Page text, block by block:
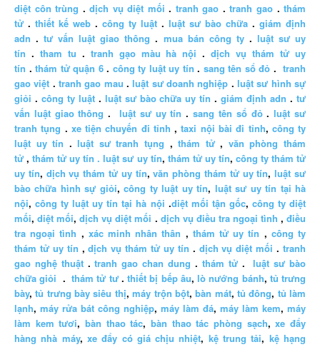
diệt côn trùng .dịch vụ diệt mối . tranh gao .tranh gao .thám
tử . thiết kế web . công ty luật . luật sư bào chữa . giám định
adn .tư vấn luật giao thông . mua bán công ty. luật sư uy
tín . tham tu . tranh gạo màu hà nội .dịch vụ thám tử uy
tín .thám tử quận 6. công ty luật uy tín . sang tên sổ đỏ .tranh
gao việt .tranh gao mau .luật sư doanh nghiệp .luật sư hình sự
giỏi . công ty luật. luật sư bào chữa uy tín .giám định adn .tư
vấn luật giao thông . luật sư uy tín .sang tên sổ đỏ.luật sư
tranh tụng . xe tiện chuyến đi tỉnh ,taxi nội bài đi tỉnh, công ty
luật uy tín .luật sư tranh tụng ,thám tử, văn phòng thám
tử ,thám tử uy tín . luật sư uy tín, thám tử uy tín, công ty thám tử
uy tín, dịch vụ thám tử uy tín,văn phòng thám tử uy tín,luật sư
bào chữa hình sự giỏi,công ty luật uy tín, luật sư uy tín tại hà
nội,công ty luật uy tín tại hà nội .diệt mối tận gốc, công ty diệt
mối,diệt mối,dịch vụ diệt mối . dịch vụ điều tra ngoại tình ,điều
tra ngoại tình , xác minh nhân thân , thám tử uy tín , công ty
thám tử uy tín ,dịch vụ thám tử uy tín . dịch vụ diệt mối .tranh
gao nghệ thuật.tranh gao chan dung . thám tử.luật sư bào
chữa giỏi .thám tử tư.thiết bị bếp âu,lò nướng bánh, tủ trưng
bày,tủ trưng bày siêu thị,máy trộn bột,bàn mát, tủ đông, tủ làm
lạnh, máy rửa bát công nghiệp, máy làm đá, máy làm kem, máy
làm kem tươi,bàn thao tác,bàn thao tác phòng sạch,xe đẩy
hàng nhà máy, xe đẩy có giá chịu nhiệt, kệ trung tải, kệ hạng